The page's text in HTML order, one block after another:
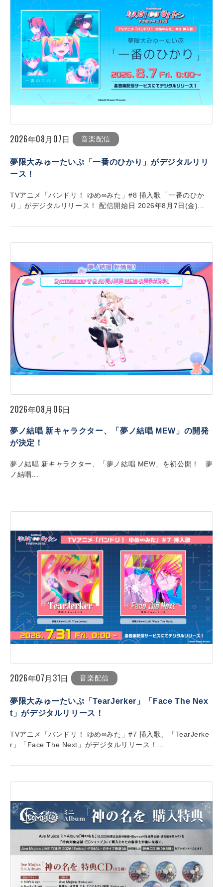
2026年08月07日 音楽配信
夢限大みゅーたいぷ「一番のひかり」がデジタルリリ
ース！
TVアニメ「バンドリ！ ゆめ∞みた」#8 挿入歌「一番のひか
り」がデジタルリリース！ 配信開始日 2026年8月7日(金)...
2026年08月06日
夢ノ結唱 新キャラクター、「夢ノ結唱 MEW」の開発
が決定！
夢ノ結唱 新キャラクター、「夢ノ結唱 MEW」を初公開！ 夢
ノ結唱...
2026年07月31日 音楽配信
夢限大みゅーたいぷ「TearJerker」「Face The Nex
t」がデジタルリリース！
TVアニメ「バンドリ！ ゆめ∞みた」#7 挿入歌、「TearJerke
r」「Face The Next」がデジタルリリース！...